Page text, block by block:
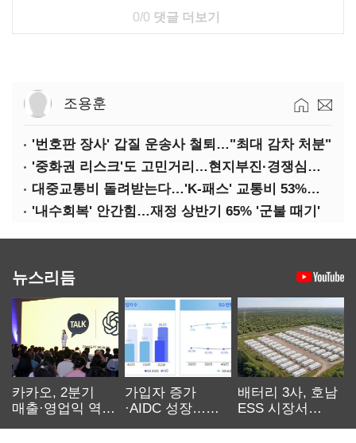
0/0 댓글 더보기
조용훈
'번호판 장사' 갑질 운송사 철퇴…"최대 감차 처분"
'중화권 리스크'도 고민거리…현지부진·경쟁심화·양안냉각
대중교통비 돌려받는다…'K-패스' 교통비 53%까지 환급
'내수회복' 안간힘…재정 상반기 65% '군불 때기'
뉴스리듬
카카오, 2분기
매출·영업익 역대
가입자 증가
·AIDC 성장…
배터리 3사, 호남
ESS 시장서